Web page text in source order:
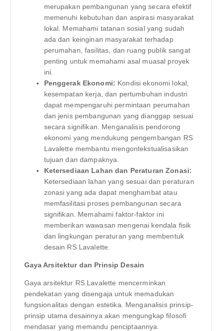
merupakan pembangunan yang secara efektif
memenuhi kebutuhan dan aspirasi masyarakat
lokal. Memahami tatanan sosial yang sudah
ada dan keinginan masyarakat terhadap
perumahan, fasilitas, dan ruang publik sangat
penting untuk memahami asal muasal proyek
ini.
Penggerak Ekonomi: Kondisi ekonomi lokal,
kesempatan kerja, dan pertumbuhan industri
dapat mempengaruhi permintaan perumahan
dan jenis pembangunan yang dianggap sesuai
secara signifikan. Menganalisis pendorong
ekonomi yang mendukung pengembangan RS
Lavalette membantu mengontekstualisasikan
tujuan dan dampaknya.
Ketersediaan Lahan dan Peraturan Zonasi:
Ketersediaan lahan yang sesuai dan peraturan
zonasi yang ada dapat menghambat atau
memfasilitasi proses pembangunan secara
signifikan. Memahami faktor-faktor ini
memberikan wawasan mengenai kendala fisik
dan lingkungan peraturan yang membentuk
desain RS Lavalette.
Gaya Arsitektur dan Prinsip Desain
Gaya arsitektur RS Lavalette mencerminkan
pendekatan yang disengaja untuk memadukan
fungsionalitas dengan estetika. Menganalisis prinsip-
prinsip utama desainnya akan mengungkap filosofi
mendasar yang memandu penciptaannya.